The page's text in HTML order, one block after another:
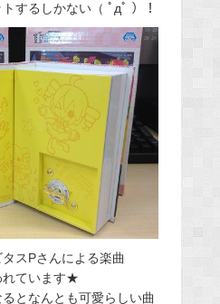
するしかない（ ﾟдﾟ ）！
スPさんによる楽曲
れています★
となんとも可愛らしい曲